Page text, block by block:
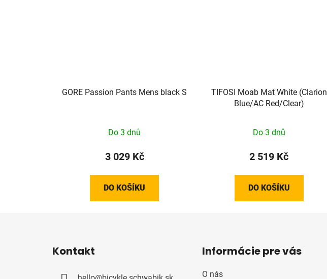
GORE Passion Pants Mens black S
Do 3 dnů
3 029 Kč
DO KOŠÍKU
TIFOSI Moab Mat White (Clarion
Blue/AC Red/Clear)
Do 3 dnů
2 519 Kč
DO KOŠÍKU
Kontakt Informácie pre vás
O nás